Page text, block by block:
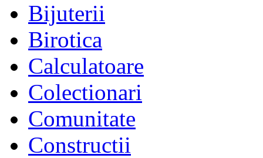
Bijuterii
Birotica
Calculatoare
Colectionari
Comunitate
Constructii